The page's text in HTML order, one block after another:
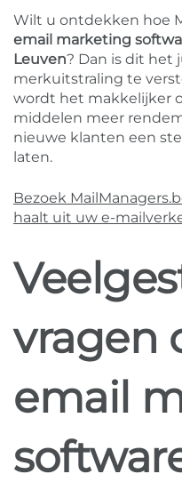
Wilt u ontdekken hoe
email marketing
Leuven? Dan is dit het
merkuitstraling te
wordt het makkelijker
middelen meer
nieuwe klanten een
laten.
Bezoek
haalt uit uw e-
vragen
email